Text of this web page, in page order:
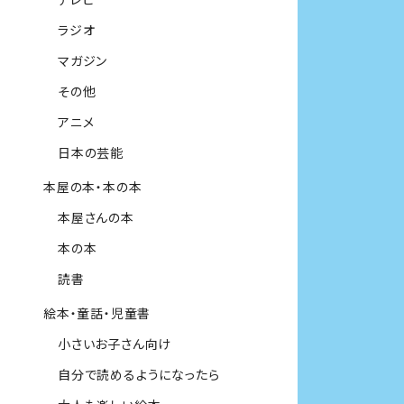
ラジオ
マガジン
その他
アニメ
日本の芸能
本屋の本・本の本
本屋さんの本
本の本
読書
絵本・童話・児童書
小さいお子さん向け
自分で読めるようになったら